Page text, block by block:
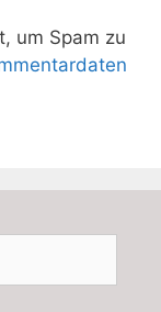
um Spam zu